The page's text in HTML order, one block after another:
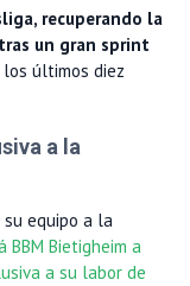
recuperando la
un gran sprint
los últimos diez
a la
equipo a la
BBM Bietigheim a
a su labor de